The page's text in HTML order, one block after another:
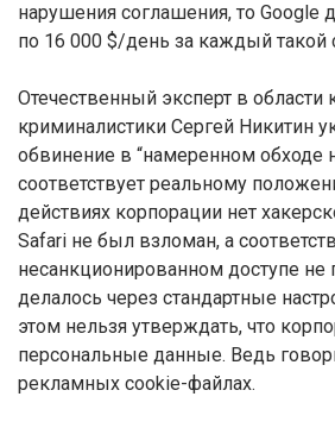
нарушения соглашения, то Google
по 16 000 $/день за каждый такой
Отечественный эксперт в
криминалистики Сергей Никитин
обвинение в “намеренном обходе
соответствует реальному
действиях корпорации нет
Safari не был взломан, а
несанкционированном доступе не
делалось через стандартные
этом нельзя утверждать, что
персональные данные. Ведь
рекламных cookie-файлах.